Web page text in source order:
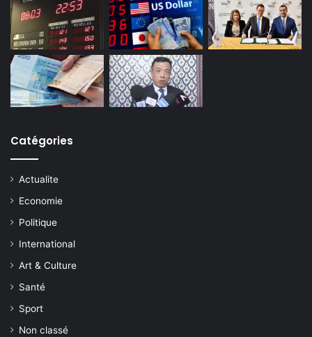
Catégories
Actualite
Economie
Politique
International
Art & Culture
Santé
Sport
Non classé